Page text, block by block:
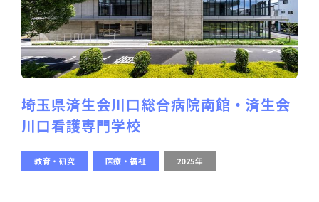
埼玉県済生会川口総合病院南館・済生会
川口看護専門学校
教育・研究 医療・福祉 2025年